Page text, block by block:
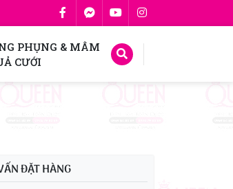
PHỤNG & MÂM
CƯỚI
ĐẶT HÀNG